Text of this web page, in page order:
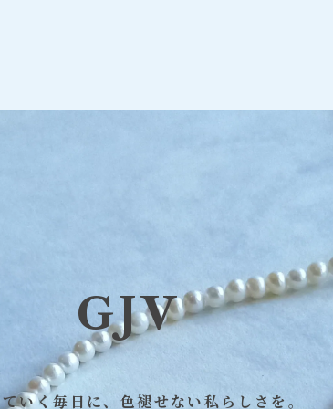
GJV
いく毎日に、色褪せない私らしさを。